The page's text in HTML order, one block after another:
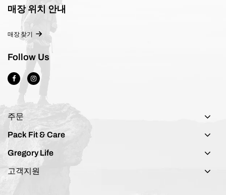
매장 위치 안내
매장 찾기
Follow Us
주문
Pack Fit & Care
Gregory Life
고객지원